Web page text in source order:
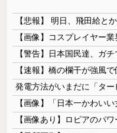
【警告】日本国民達、ガ
発電方法がいまだに「タ